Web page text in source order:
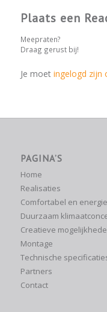
Plaats een
Meepraten?
Draag gerust bij!
Je moet ingelogd zijn
PAGINA’S
Home
Realisaties
Comfortabel en
Duurzaam
Creatieve
Montage
Technische
Partners
Contact